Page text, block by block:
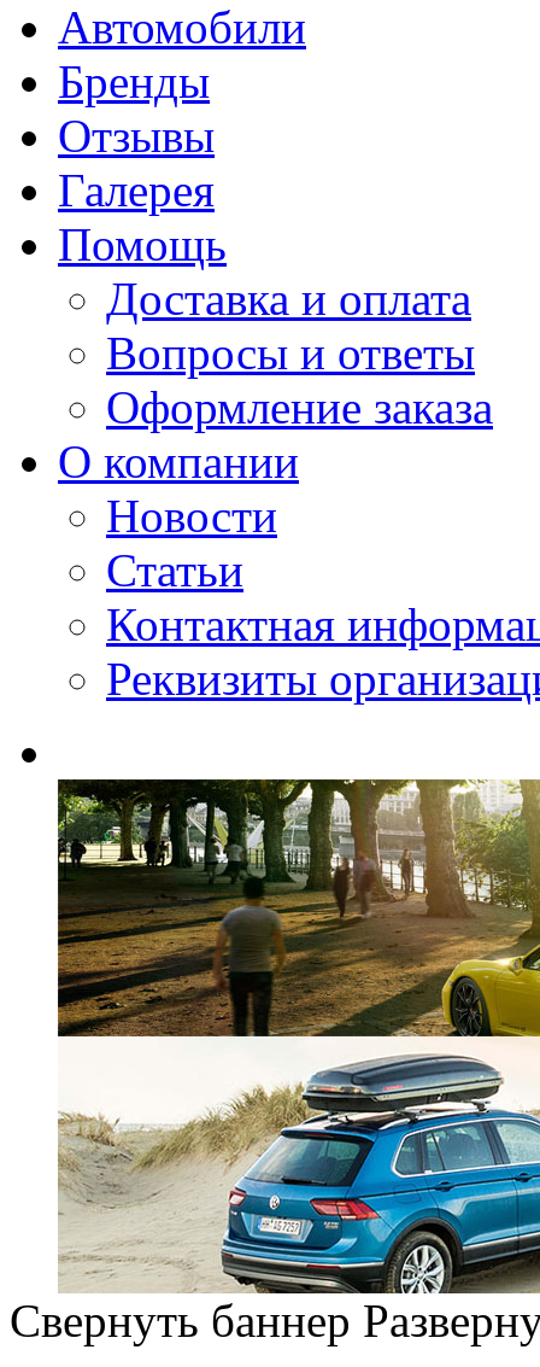
Автомобили
Бренды
Отзывы
Галерея
Помощь
Доставка и оплата
Вопросы и ответы
Оформление заказа
О компании
Новости
Статьи
Контактная
Реквизиты
Свернуть баннер